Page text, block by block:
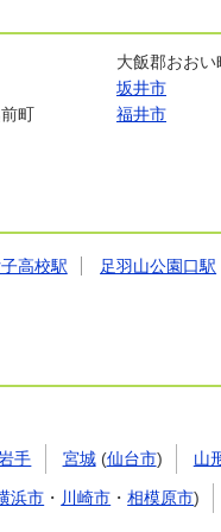
大飯郡おおい
坂井市
町 福井市
高校駅 足羽山公園口駅
手 宮城(仙台市) 山
浜市 ・ 川崎市 ・相模原市)